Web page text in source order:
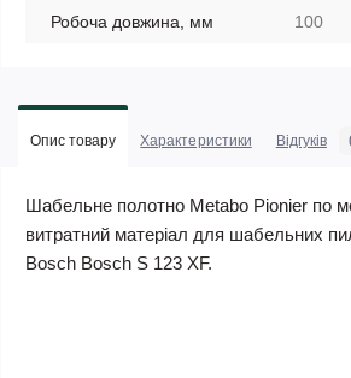
Робоча довжина, мм 100
Опис товару Характеристики Відгуків
Шабельне полотно Metabo Pionier по
витратний матеріал для шабельних
Bosch Bosch S 123 XF.